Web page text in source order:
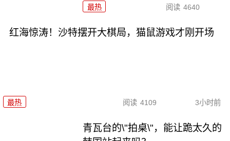
最热 阅读 4640
红海惊涛！沙特摆开大棋局，猫鼠游戏才刚开场
最热 阅读 4109 3小时前
青瓦台的\"拍桌\"，能让跪太久的